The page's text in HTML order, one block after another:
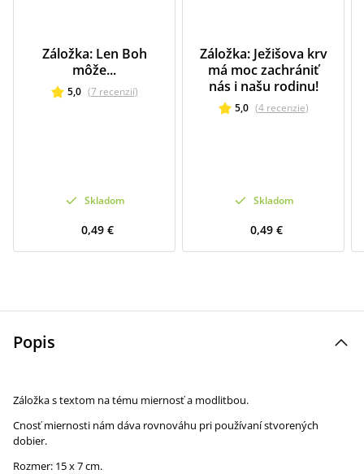
Záložka: Len Boh
môže...
5,0 (7 recenzií)
Skladom
0,49 €
Záložka: Ježišova krv
má moc zachrániť
nás i našu rodinu!
5,0 (4 recenzie)
Skladom
0,49 €
Popis
Záložka s textom na tému miernosť a modlitbou.
Cnosť miernosti nám dáva rovnováhu pri používaní stvorených
dobier.
Rozmer: 15 x 7 cm.